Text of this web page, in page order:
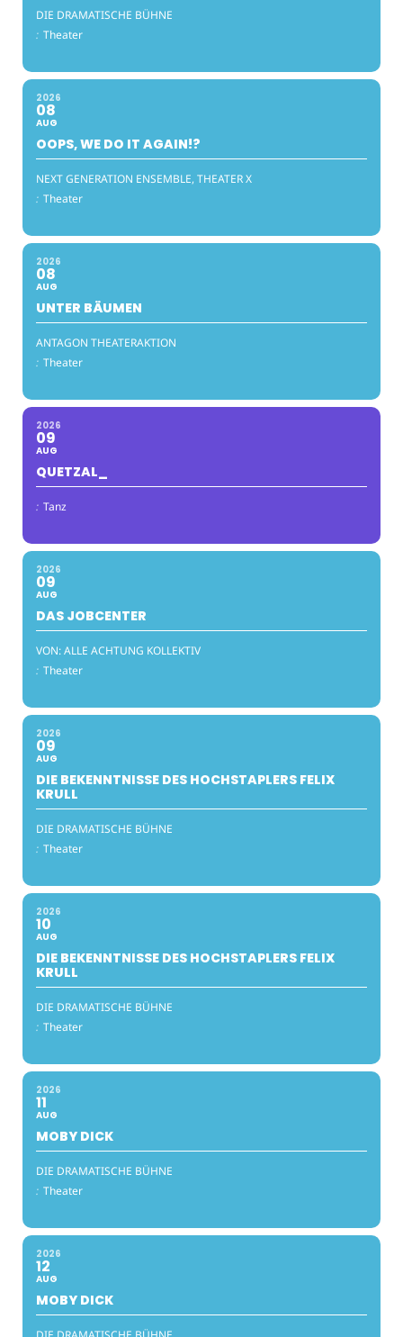
DIE DRAMATISCHE BÜHNE
: Theater
2026
08
AUG
OOPS, WE DO IT AGAIN!?
NEXT GENERATION ENSEMBLE, THEATER X
: Theater
2026
08
AUG
UNTER BÄUMEN
ANTAGON THEATERAKTION
: Theater
2026
09
AUG
QUETZAL_
: Tanz
2026
09
AUG
DAS JOBCENTER
VON: ALLE ACHTUNG KOLLEKTIV
: Theater
2026
09
AUG
DIE BEKENNTNISSE DES HOCHSTAPLERS FELIX
KRULL
DIE DRAMATISCHE BÜHNE
: Theater
2026
10
AUG
DIE BEKENNTNISSE DES HOCHSTAPLERS FELIX
KRULL
DIE DRAMATISCHE BÜHNE
: Theater
2026
11
AUG
MOBY DICK
DIE DRAMATISCHE BÜHNE
: Theater
2026
12
AUG
MOBY DICK